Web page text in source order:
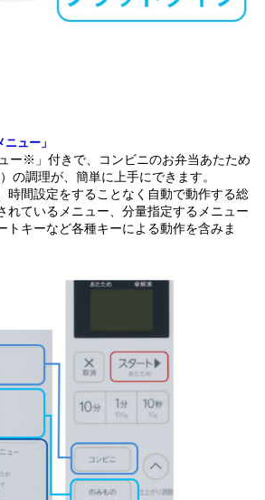
ュー」
ー※」付きで、コンビニのお弁当あたため
の調理が、簡単に上手にできます。
時間設定をすることなく自動で動作する総
れているメニュー、分量指定するメニュー
トキーなど各種キーによる動作を含みま